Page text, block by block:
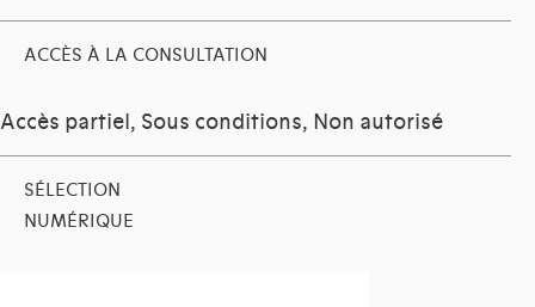
ACCÈS À LA CONSULTATION
Accès partiel, Sous conditions, Non autorisé
SÉLECTION
NUMÉRIQUE